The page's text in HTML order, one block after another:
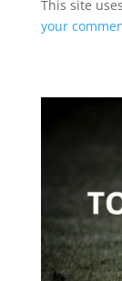
This site
your